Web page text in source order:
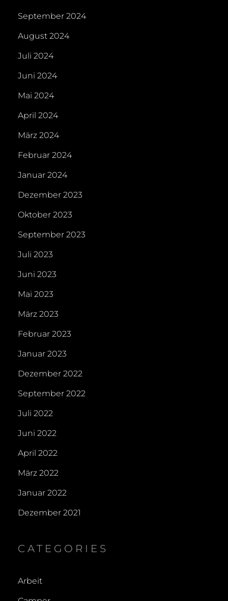
September 2024
August 2024
Juli 2024
Juni 2024
Mai 2024
April 2024
März 2024
Februar 2024
Januar 2024
Dezember 2023
Oktober 2023
September 2023
Juli 2023
Juni 2023
Mai 2023
März 2023
Februar 2023
Januar 2023
Dezember 2022
September 2022
Juli 2022
Juni 2022
April 2022
März 2022
Januar 2022
Dezember 2021
CATEGORIES
Arbeit